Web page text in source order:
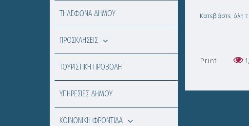
Κατεβάστε όλη
Print
ΤΗΛΕΦΩΝΑ ΔΗΜΟΥ
ΠΡΟΣΚΛΗΣΕΙΣ
ΤΟΥΡΙΣΤΙΚΗ ΠΡΟΒΟΛΗ
ΥΠΗΡΕΣΙΕΣ ΔΗΜΟΥ
ΚΟΙΝΩΝΙΚΗ ΦΡΟΝΤΙΔΑ